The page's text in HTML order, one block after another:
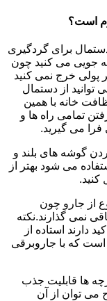
است؟
برای گردگیری
جویی می کنید چون
پولی خرج نمی کنید
از دستمال
خانه با همین
تمامی راه ها و
می گیرید.
گوشه های بلند و
می شود بهتر از
از جارو چون
نمی گذارند.نکته
دارند استاده از
که با جاروبرقی
ها قابلیت جذب
می توان از آن